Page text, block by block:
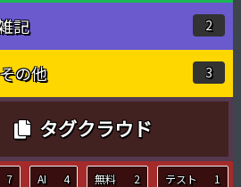
記 2
その他 3
タグクラウド
7 AI 4 無料 2 テスト 1